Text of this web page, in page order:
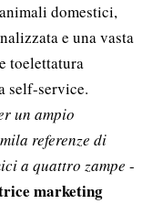
domestici,
e una vasta
toelettatura
self-service.
un ampio
referenze di
a quattro zampe -
marketing